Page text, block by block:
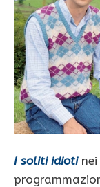
I soliti idiotinei